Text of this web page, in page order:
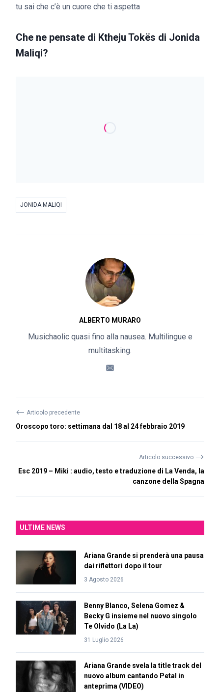
tu sai che c’è un cuore che ti aspetta
Che ne pensate di Ktheju Tokës di Jonida
Maliqi?
JONIDA MALIQI
ALBERTO MURARO
Musichaolic quasi fino alla nausea. Multilingue e
multitasking.
⟵ Articolo precedente
Oroscopo toro: settimana dal 18 al 24 febbraio 2019
Articolo successivo ⟶
Esc 2019 – Miki : audio, testo e traduzione di La Venda, la
canzone della Spagna
ULTIME NEWS
Ariana Grande si prenderà una pausa
dai riflettori dopo il tour
3 Agosto 2026
Benny Blanco, Selena Gomez &
Becky G insieme nel nuovo singolo
Te Olvido (La La)
31 Luglio 2026
Ariana Grande svela la title track del
nuovo album cantando Petal in
anteprima (VIDEO)